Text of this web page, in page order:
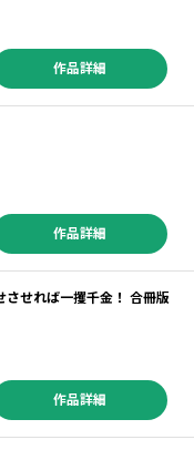
作品詳細
作品詳細
せれば一攫千金！ 合冊版
作品詳細